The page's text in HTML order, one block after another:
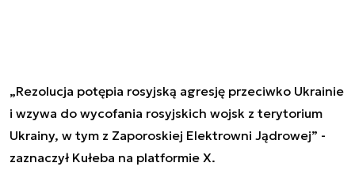
„Rezolucja potępia rosyjską agresję przeciwko Ukrainie
i wzywa do wycofania rosyjskich wojsk z terytorium
Ukrainy, w tym z Zaporoskiej Elektrowni Jądrowej” -
zaznaczył Kułeba na platformie X.